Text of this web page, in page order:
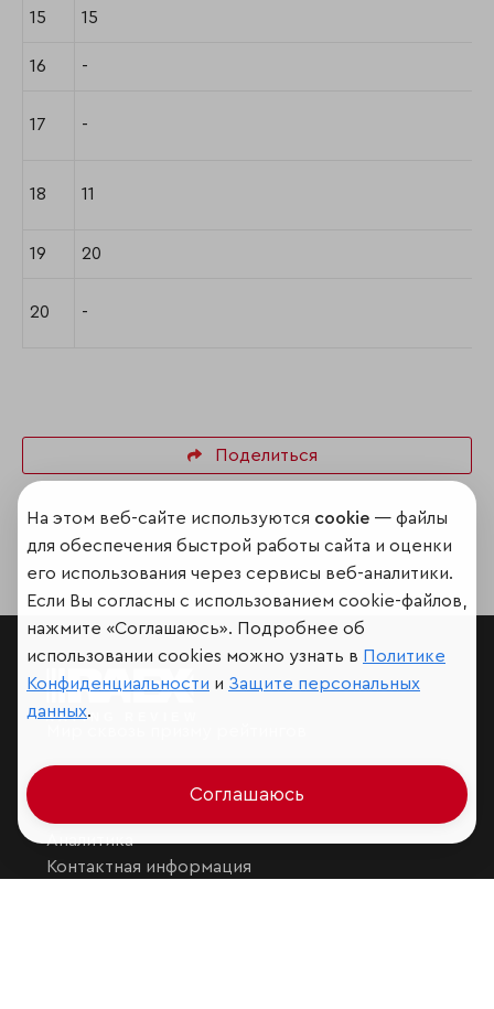
15 15
16 -
17 -
18 11
19 20
20 -
Поделиться
Аналитика
Контактная информация
На этом веб-сайте используются cookie — файлы
для обеспечения быстрой работы сайта и оценки
его использования через сервисы веб-аналитики.
Если Вы согласны с использованием cookie-файлов,
нажмите «Соглашаюсь». Подробнее об
использовании cookies можно узнать в Политике
Конфиденциальности и Защите персональных
данных.
Соглашаюсь